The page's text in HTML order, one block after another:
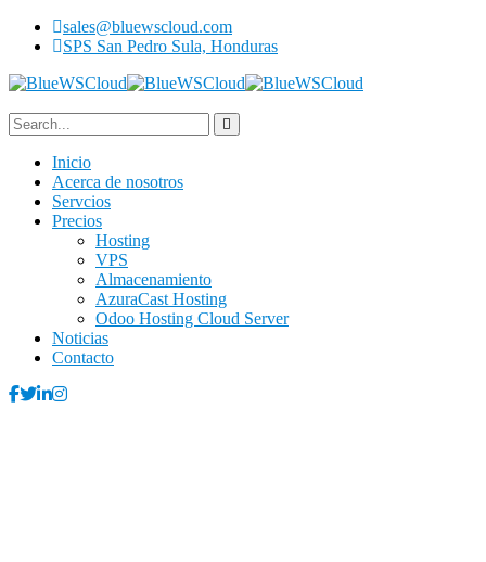
sales@bluewscloud.com
SPS San Pedro Sula, Honduras
Inicio
Acerca de nosotros
Servcios
Precios
Hosting
VPS
Almacenamiento
AzuraCast Hosting
Odoo Hosting Cloud Server
Noticias
Contacto